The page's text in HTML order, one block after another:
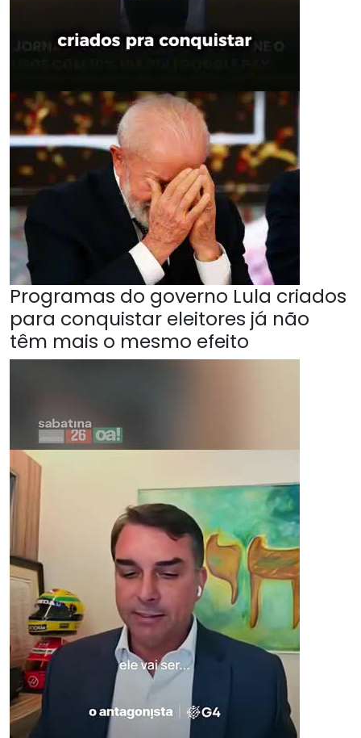
Programas do governo Lula criados
para conquistar eleitores já não
têm mais o mesmo efeito